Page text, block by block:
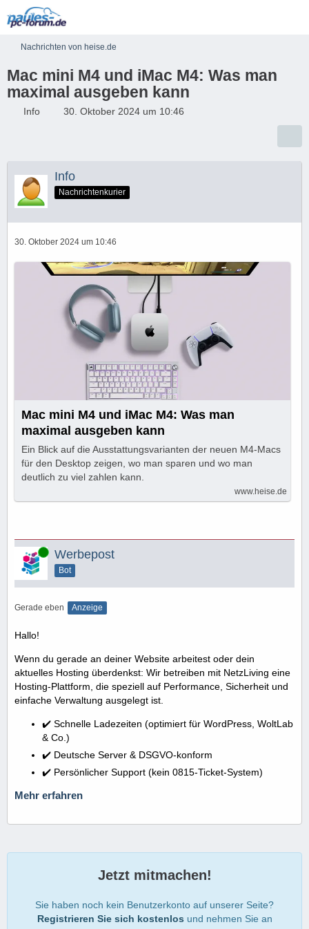
Nachrichten von heise.de
Mac mini M4 und iMac M4: Was man
maximal ausgeben kann
Info 30. Oktober 2024 um 10:46
Info
Nachrichtenkurier
30. Oktober 2024 um 10:46
Mac mini M4 und iMac M4: Was man
maximal ausgeben kann
Ein Blick auf die Ausstattungsvarianten der neuen M4-Macs
für den Desktop zeigen, wo man sparen und wo man
deutlich zu viel zahlen kann.
www.heise.de
Online Werbepost
Bot
Gerade eben Anzeige
Hallo!
Wenn du gerade an deiner Website arbeitest oder dein
aktuelles Hosting überdenkst: Wir betreiben mit NetzLiving eine
Hosting-Plattform, die speziell auf Performance, Sicherheit und
einfache Verwaltung ausgelegt ist.
✔️ Schnelle Ladezeiten (optimiert für WordPress, WoltLab
& Co.)
✔️ Deutsche Server & DSGVO-konform
✔️ Persönlicher Support (kein 0815-Ticket-System)
Mehr erfahren
Jetzt mitmachen!
Sie haben noch kein Benutzerkonto auf unserer Seite?
Registrieren Sie sich kostenlos und nehmen Sie an